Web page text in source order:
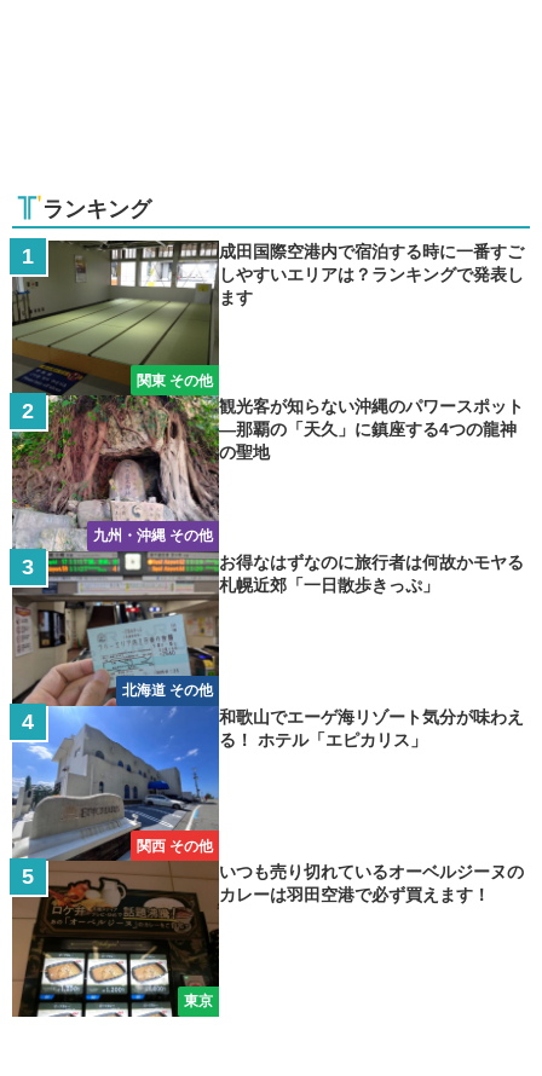
ランキング
関東 その他
成田国際空港内で宿泊する時に一番すご
しやすいエリアは？ランキングで発表し
ます
九州・沖縄 その他
観光客が知らない沖縄のパワースポット
―那覇の「天久」に鎮座する4つの龍神
の聖地
北海道 その他
お得なはずなのに旅行者は何故かモヤる
札幌近郊「一日散歩きっぷ」
関西 その他
和歌山でエーゲ海リゾート気分が味わえ
る！ ホテル「エピカリス」
東京
いつも売り切れているオーベルジーヌの
カレーは羽田空港で必ず買えます！